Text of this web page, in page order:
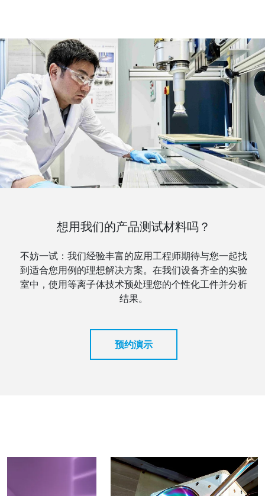
想用我们的产品测试材料吗？
不妨一试：我们经验丰富的应用工程师期待与您一起找
到适合您用例的理想解决方案。在我们设备齐全的实验
室中，使用等离子体技术预处理您的个性化工件并分析
结果。
预约演示